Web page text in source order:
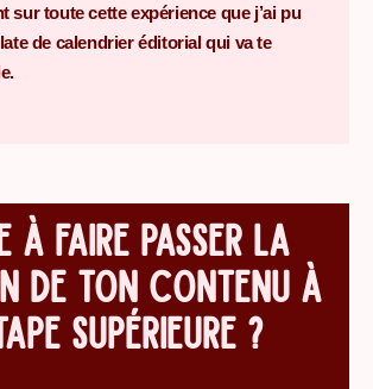
sur toute cette expérience que j’ai pu
de calendrier éditorial qui va te
À FAIRE PASSER LA
DE TON CONTENU À
SUPÉRIEURE ?